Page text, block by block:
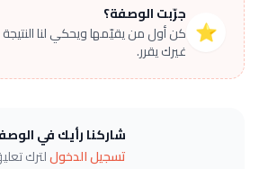
⭐
جرّبت الوصفة؟
كن أول من يقيّمها ويحكي لنا
غيرك يقرر.
شاركنا رأيك في
تسجيل الدخوللترك